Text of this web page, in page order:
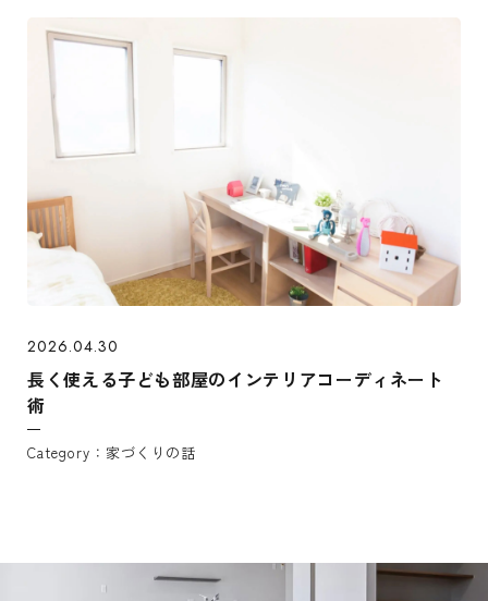
2026.04.30
長く使える子ども部屋のインテリアコーディネート
術
家づくりの話